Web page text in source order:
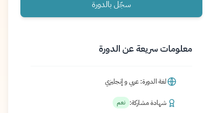
سجّل بالدورة
معلومات سريعة عن الدورة
لغة الدورة: عربي و إنجليزي
شهادة مشاركة: نعم